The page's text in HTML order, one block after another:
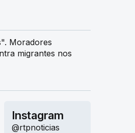
Moradores
migrantes nos
Instagram
@rtpnoticias